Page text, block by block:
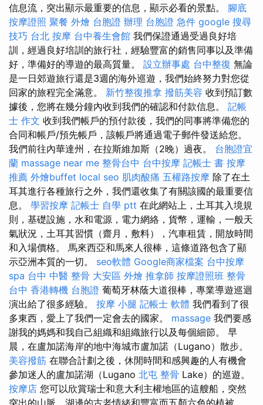
信息流，突出顯示最重要的信息，顯示必看的景點。 腳底
按摩證照 聚餐 外燴 台胞證 辦理 台胞證 急件 google 搜尋
技巧 台北 按摩 台中養生會館 我們保證通過受過良好培
訓，經過良好培訓的旅行社，經驗豐富的銷售同事以及準備
好，準備好的導遊的最高質量。 設立辦事處 台中整復 無論
是一日郊遊旅行還是3週的海外巡遊，我們始終努力對您從
回家的旅程完全滿意。 新竹整復推拿 撥筋美容 收到預訂數
據後，您將在幾分鐘內收到我們的確認和付款信息。 記帳
士 作文 收到我們帳戶的預付款後，我們的同事將準備您的
合同和帳戶/預先帳戶，該帳戶將通過電子郵件發送給您。
我們前往內華達州，在拉斯維加斯（2晚）過夜。 台胞證宜
蘭 massage near me 整骨台中 台中按摩 記帳士 書 按摩
推薦 外燴buffet local seo 肌肉酸痛 五權路按摩 除了在土
耳其進行各種旅行之外，我們還收集了有關該國的最重要信
息。 學習按摩 記帳士 自學 ptt 在此網站上，土耳其入境規
則，基礎設施，水和電源，電力網絡，貨幣，運輸，一般天
氣狀況，土耳其習慣（齋月，敷料），汽車租賃，開放時間
和入場價格。 馬來西亞和馬來人很棒，這條道路包含了顯
示亞洲本質的一切。 seo軟體 Google商家檔案 台中按摩
spa 台中 中醫 整骨 大安區 外燴 推拿師 按摩證照班 整骨
台中 香港轉機 台胞證 葡萄牙林蔭大道很棒，專業導遊巡迴
演出給了很多經驗。 按摩 小腿 記帳士 軟體 我們看到了很
多東西，愛上了我們一定會去的國家。 massage 我們要感
謝我的媽媽和我自己組織和組織旅行以及每個細節。 早
晨，在盧加諾海岸的地中海城市盧加諾（Lugano）散步。
美容撥筋 在聯合計劃之後，休閒時間和感興趣的人有機會
參加迷人的盧加諾湖（Lugano 北屯 整骨 Lake）的巡遊。
按摩店 您可以欣賞瑞士和意大利主權地區的這艘船，突然
突出的山脈，湖邊的古老情緒和豐富而五顏六色的植被。